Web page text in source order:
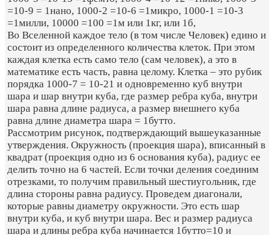
=10-9 = 1нано, 1000-2 =10-6 =1микро, 1000-1 =10-3
=1милли, 10000 =100 =1м или 1кг, или 1б,
Во Вселенной каждое тело (в том числе Человек) едино и
состоит из определенного количества клеток. При этом
каждая клетка есть само тело (сам человек), а это в
математике есть часть, равна целому. Клетка – это рубик
порядка 1000-7 = 10-21 и одновременно куб внутри
шара и шар внутри куба, где размер ребра куба, внутри
шара равна длине радиуса, а размер внешнего куба
равна длине диаметра шара = 1бутто.
Рассмотрим рисунок, подтверждающий вышеуказанные
утверждения. Окружность (проекция шара), вписанный в
квадрат (проекция одно из 6 основания куба), радиус ее
делить точно на 6 частей. Если точки деления соединим
отрезками, то получим правильный шестиугольник, где
длина стороны равна радиусу. Проведем диагонали,
которые равны диаметру окружности. Это есть шар
внутри куба, и куб внутри шара. Вес и размер радиуса
шара и длины ребра куба начинается 1бутто=10 и